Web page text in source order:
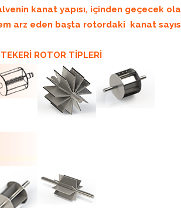
kanat yapısı, içinden geçecek
arz eden başta rotordaki kanat
ROTOR TİPLERİ